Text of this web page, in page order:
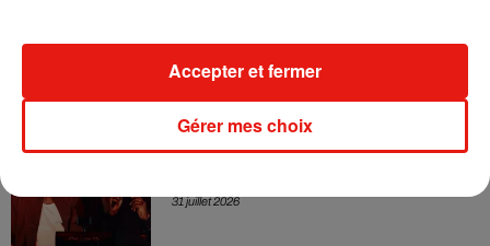
dévoilent « Happiness Is So Sad »
31 juillet 2026
Gérer mes choix
Accepter et fermer